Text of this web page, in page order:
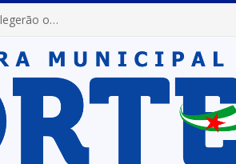
Prefeitura de Portel abre inscrições para concursos que elegerão os destaques do Verão 2026